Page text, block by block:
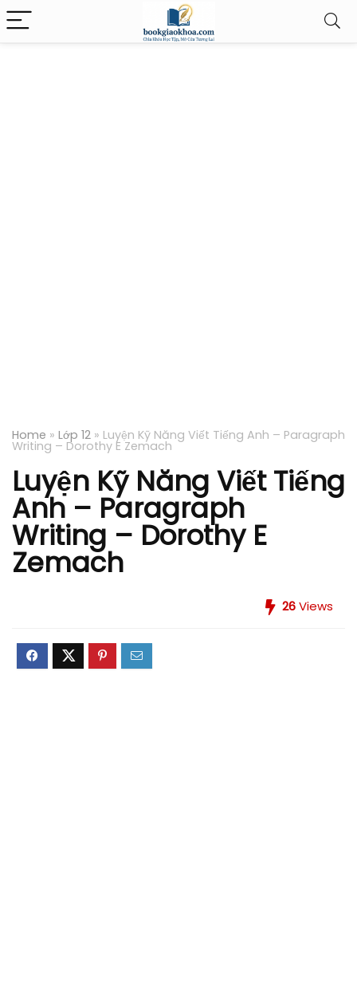
Home » Lớp 12 » Luyện Kỹ Năng Viết Tiếng Anh – Paragraph
Writing – Dorothy E Zemach
Luyện Kỹ Năng Viết Tiếng
Anh – Paragraph
Writing – Dorothy E
Zemach
26Views